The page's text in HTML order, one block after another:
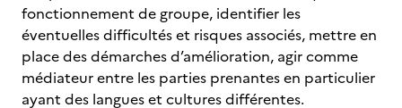
fonctionnement de groupe, identifier les
éventuelles difficultés et risques associés, mettre en
place des démarches d’amélioration, agir comme
médiateur entre les parties prenantes en particulier
ayant des langues et cultures différentes.